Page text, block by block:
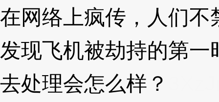
在网络上疯传，人们
发现飞机被劫持的第
去处理会怎么样？